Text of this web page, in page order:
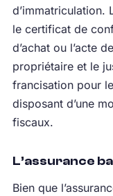
d’immatriculation.
le certificat de
d’achat ou l’acte
propriétaire et le
francisation pour
disposant d’une
fiscaux.
L’assurance
Bien que